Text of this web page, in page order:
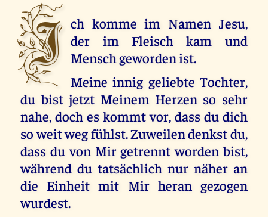
I ch komme im Namen Jesu,
der im Fleisch kam und
Mensch geworden ist.
Meine innig geliebte Tochter,
du bist jetzt Meinem Herzen so sehr
nahe, doch es kommt vor, dass du dich
so weit weg fühlst. Zuweilen denkst du,
dass du von Mir getrennt worden bist,
während du tatsächlich nur näher an
die Einheit mit Mir heran gezogen
wurdest.